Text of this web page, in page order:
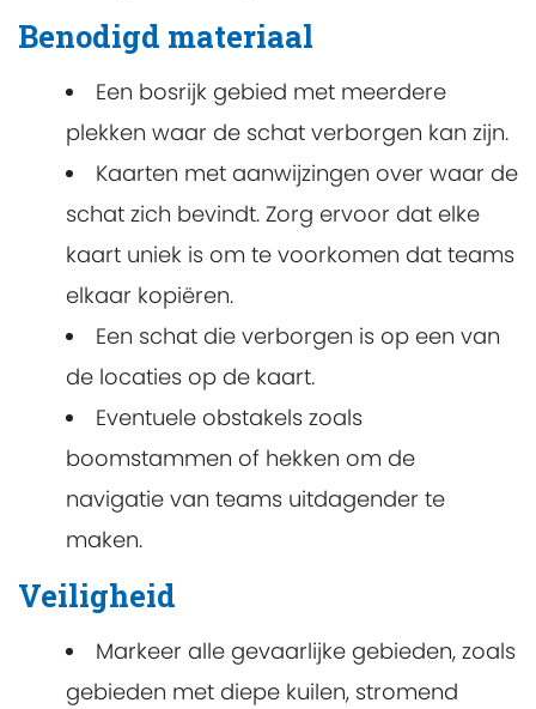
Benodigd materiaal
Een bosrijk gebied met meerdere
plekken waar de schat verborgen kan zijn.
Kaarten met aanwijzingen over waar de
schat zich bevindt. Zorg ervoor dat elke
kaart uniek is om te voorkomen dat teams
elkaar kopiëren.
Een schat die verborgen is op een van
de locaties op de kaart.
Eventuele obstakels zoals
boomstammen of hekken om de
navigatie van teams uitdagender te
maken.
Veiligheid
Markeer alle gevaarlijke gebieden, zoals
gebieden met diepe kuilen, stromend